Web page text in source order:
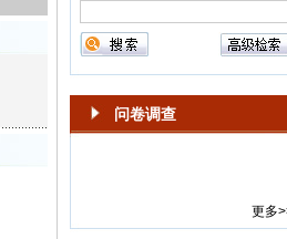
坛》选题会在京召开
· 第15届《中国科技论坛》“面向
通知
· 《中国科技论坛》杂志社召开
供给侧结构性改革”会议通知
· “中国科技论坛·科技创新与供给
问卷调查
更多